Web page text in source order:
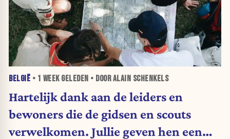
BELGIË • 1 WEEKGELEDEN • DOOR ALAIN SCHENKELS
Hartelijk dank aan de leiders en
bewoners die de gidsen en scouts
verwelkomen. Jullie geven hen een